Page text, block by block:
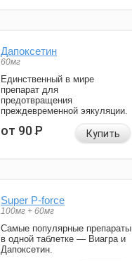
Дапоксетин
60мг
Единственный в мире
препарат для
предотвращения
преждевременной эякуляции.
от 90Р Купить
Super P-force
100мг + 60мг
Самые популярные препараты
в одной таблетке — Виагра и
Дапоксетин.